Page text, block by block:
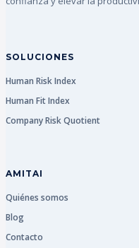
SOLUCIONES
Human Risk Index
Human Fit Index
Company Risk Quotient
AMITAI
Quiénes somos
Blog
Contacto